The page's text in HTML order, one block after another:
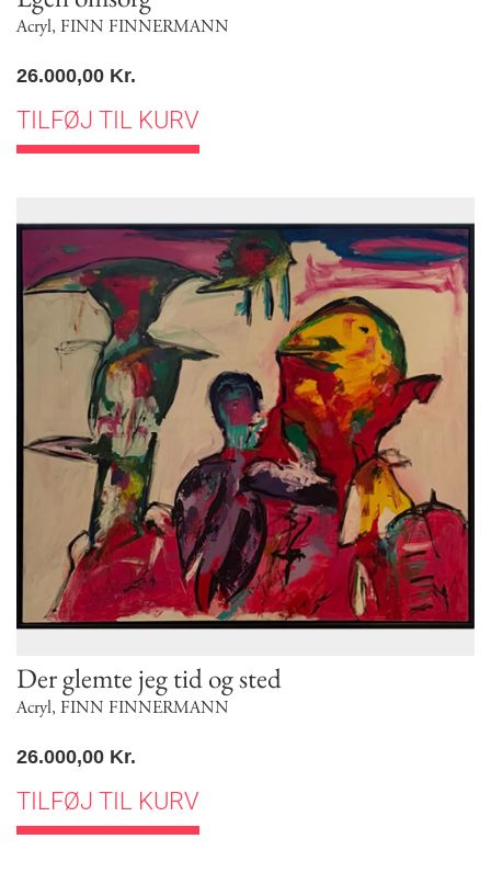
Acryl, FINN FINNERMANN
26.000,00 Kr.
TILFØJ TIL KURV
Der glemte jeg tid og sted
Acryl, FINN FINNERMANN
26.000,00 Kr.
TILFØJ TIL KURV